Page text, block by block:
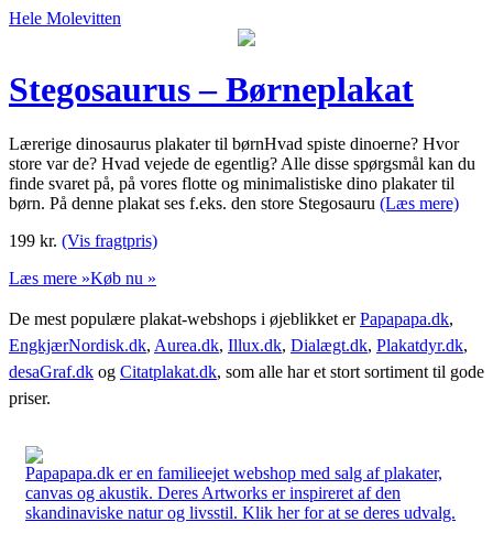
Hele Molevitten
Stegosaurus – Børneplakat
Lærerige dinosaurus plakater til børnHvad spiste dinoerne? Hvor
store var de? Hvad vejede de egentlig? Alle disse spørgsmål kan du
finde svaret på, på vores flotte og minimalistiske dino plakater til
børn. På denne plakat ses f.eks. den store Stegosauru (Læs mere)
199 kr. (Vis fragtpris)
Læs mere »Køb nu »
De mest populære plakat-webshops i øjeblikket erPapapapa.dk,
EngkjærNordisk.dk, Aurea.dk, Illux.dk, Dialægt.dk, Plakatdyr.dk,
desaGraf.dk og Citatplakat.dk, som alle har et stort sortiment til gode
priser.
Papapapa.dk er en familieejet webshop med salg af plakater,
canvas og akustik. Deres Artworks er inspireret af den
skandinaviske natur og livsstil. Klik her for at se deres udvalg.